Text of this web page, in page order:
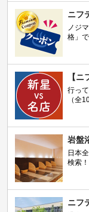
ニフ
ノジ
格」
【
行っ
（全
岩盤
日本
検索！
ニフ